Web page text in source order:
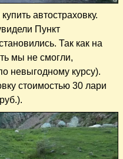
автостраховку.
Пункт
Так как на
мы не смогли,
невыгодному курсу).
стоимостью 30 лари